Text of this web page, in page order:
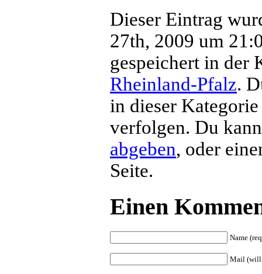
Dieser Eintrag
27th, 2009 um
gespeichert in der
Rheinland-Pfalz.
in dieser
verfolgen. Du
abgeben, oder
Seite.
Einen
Name
Mail (will